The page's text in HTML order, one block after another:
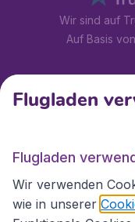
Wir sind auf
Auf Basis von
Kundenservice
Flugladen.at
Internationale
Flugladen
Flugladen
Wir verwenden
wie in unserer